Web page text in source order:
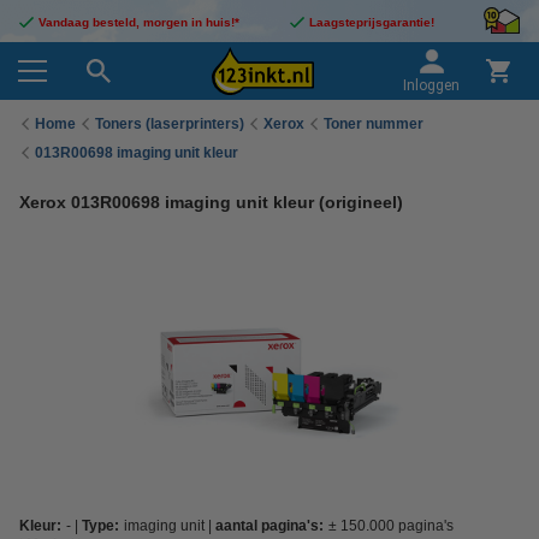
Vandaag besteld, morgen in huis!* Laagsteprijsgarantie!
Inloggen
Home Toners (laserprinters) Xerox
Toner nummer
013R00698 imaging unit kleur
Xerox 013R00698 imaging unit kleur (origineel)
Kleur: - Type: imaging unit aantal pagina's: ± 150.000 pagina's